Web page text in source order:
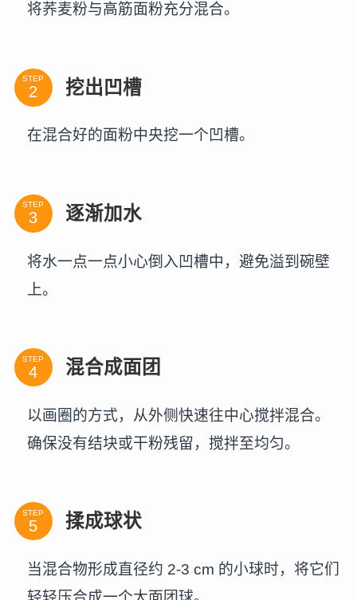
将荞麦粉与高筋面粉充分混合。
STEP 挖出凹槽
在混合好的面粉中央挖一个凹槽。
STEP 逐渐加水
将水一点一点小心倒入凹槽中，避免溢到碗壁
上。
STEP 混合成面团
以画圈的方式，从外侧快速往中心搅拌混合。
确保没有结块或干粉残留，搅拌至均匀。
STEP 揉成球状
当混合物形成直径约 2-3 cm 的小球时，将它们